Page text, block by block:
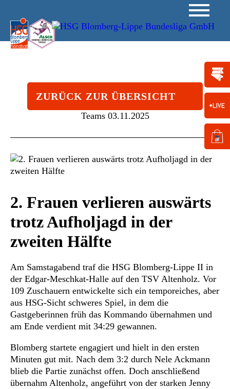
ZURÜCK ZUR ÜBERSICHT
Teams 03.11.2025
2. Frauen verlieren auswärts
trotz Aufholjagd in der
zweiten Hälfte
Am Samstagabend traf die HSG Blomberg-Lippe II in
der Edgar-Meschkat-Halle auf den TSV Altenholz. Vor
109 Zuschauern entwickelte sich ein temporeiches, aber
aus HSG-Sicht schweres Spiel, in dem die
Gastgeberinnen früh das Kommando übernahmen und
am Ende verdient mit 34:29 gewannen.
Blomberg startete engagiert und hielt in den ersten
Minuten gut mit. Nach dem 3:2 durch Nele Ackmann
blieb die Partie zunächst offen. Doch anschließend
übernahm Altenholz, angeführt von der starken Jenny